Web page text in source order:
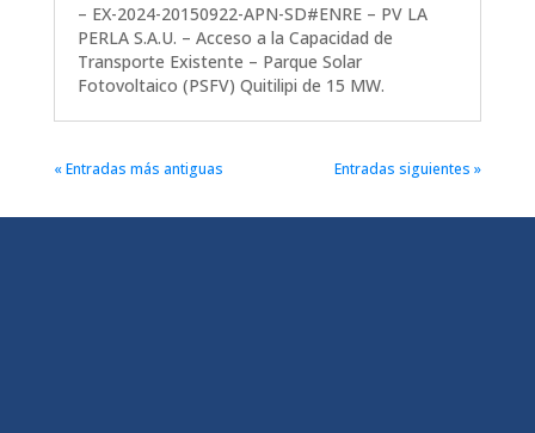
– EX-2024-20150922-APN-SD#ENRE – PV LA
PERLA S.A.U. – Acceso a la Capacidad de
Transporte Existente – Parque Solar
Fotovoltaico (PSFV) Quitilipi de 15 MW.
« Entradas más antiguas Entradas siguientes »